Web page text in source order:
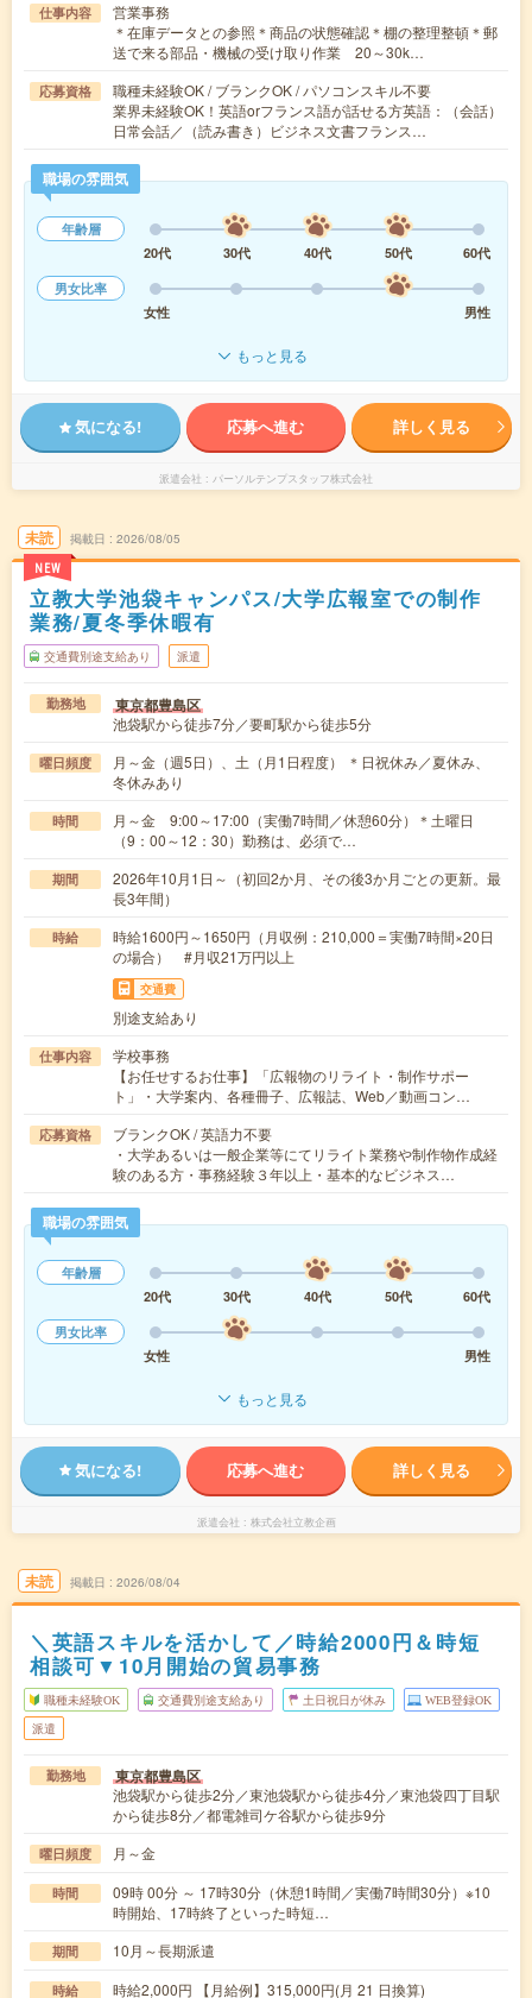
仕事内容
営業事務
＊在庫データとの参照＊商品の状態確認＊棚の整理整頓＊郵
送で来る部品・機械の受け取り作業 20～30k…
応募資格
職種未経験OK / ブランクOK / パソコンスキル不要
業界未経験OK！英語orフランス語が話せる方英語：（会話）
日常会話／（読み書き）ビジネス文書フランス…
職場の雰囲気
年齢層
20代
30代 40代 50代
60代
男女比率
女性
男性
もっと見る
気になる! 応募へ進む 詳しく見る
派遣会社 パーソルテンプスタッフ株式会社
未読
NEW
掲載日 2026/08/05
立教大学池袋キャンパス/大学広報室での制作
業務/夏冬季休暇有
交通費別途支給あり 派遣
勤務地 東京都豊島区
池袋駅から徒歩7分／要町駅から徒歩5分
曜日頻度
月～金（週5日）、土（月1日程度） ＊日祝休み／夏休み、
冬休みあり
時間
月～金 9:00～17:00（実働7時間／休憩60分）＊土曜日
（9：00～12：30）勤務は、必須で…
期間
2026年10月1日～（初回2か月、その後3か月ごとの更新。最
長3年間）
時給
時給1600円～1650円（月収例：210,000＝実働7時間×20日
の場合） #月収21万円以上
交通費
別途支給あり
仕事内容
学校事務
【お任せするお仕事】「広報物のリライト・制作サポー
ト」・大学案内、各種冊子、広報誌、Web／動画コン…
応募資格
ブランクOK / 英語力不要
・大学あるいは一般企業等にてリライト業務や制作物作成経
験のある方・事務経験３年以上・基本的なビジネス…
職場の雰囲気
年齢層
20代
30代 40代 50代
60代
男女比率
女性
男性
もっと見る
気になる! 応募へ進む 詳しく見る
派遣会社 株式会社立教企画
未読 掲載日 2026/08/04
＼英語スキルを活かして／時給2000円＆時短
相談可▼10月開始の貿易事務
職種未経験OK 交通費別途支給あり 土日祝日が休み WEB登録OK
派遣
勤務地 東京都豊島区
池袋駅から徒歩2分／東池袋駅から徒歩4分／東池袋四丁目駅
から徒歩8分／都電雑司ケ谷駅から徒歩9分
曜日頻度 月～金
時間
09時 00分 ～ 17時30分（休憩1時間／実働7時間30分）※10
時開始、17時終了といった時短…
期間 10月～長期派遣
時給 時給2,000円 【月給例】315,000円(月 21 日換算)